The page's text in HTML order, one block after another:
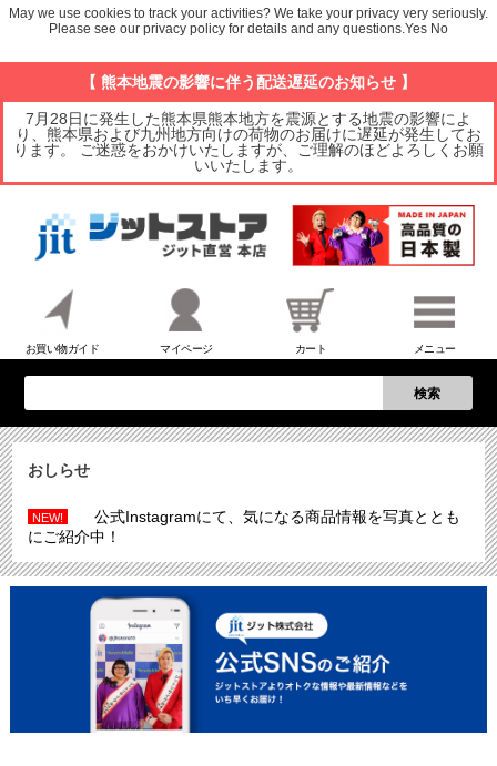
【 熊本地震の影響に伴う配送遅延のお知らせ 】
7月28日に発生した熊本県熊本地方を震源とする地震の影響によ
り、熊本県および九州地方向けの荷物のお届けに遅延が発生してお
ります。 ご迷惑をおかけいたしますが、ご理解のほどよろしくお願
いいたします。
お買い物ガイド マイページ カート メニュー
検索
おしらせ
NEW!
公式Instagramにて、気になる商品情報を写真ととも
にご紹介中！
May we use cookies to track your activities? We take your privacy very seriously.
Please see our privacy policy for details and any questions.Yes No